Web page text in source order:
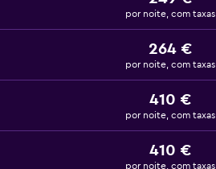
por noite, com taxas
264 €
por noite, com taxas
410 €
por noite, com taxas
410 €
por noite, com taxas